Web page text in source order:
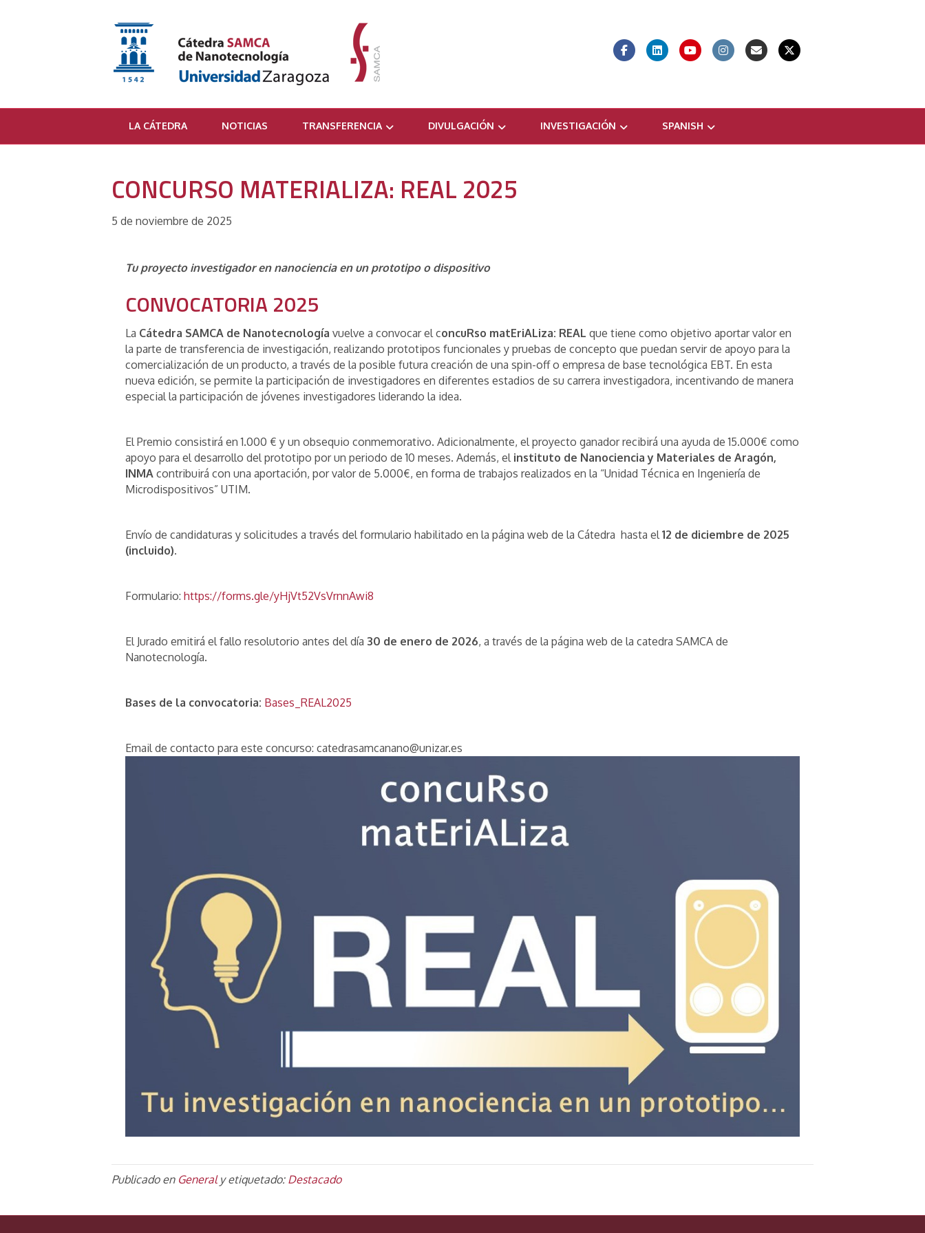
FacebookLinkedin Youtube InstagramEmail
LA CÁTEDRA NOTICIAS TRANSFERENCIA DIVULGACIÓN INVESTIGACIÓN SPANISH
CONCURSO MATERIALIZA: REAL 2025
5 de noviembre de 2025
Tu proyecto investigador en nanociencia en un prototipo o dispositivo
CONVOCATORIA 2025
La Cátedra SAMCA de Nanotecnología vuelve a convocar el concuRso matEriALiza: REAL que tiene como objetivo aportar valor en
la parte de transferencia de investigación, realizando prototipos funcionales y pruebas de concepto que puedan servir de apoyo para la
comercialización de un producto, a través de la posible futura creación de una spin-off o empresa de base tecnológica EBT. En esta
nueva edición, se permite la participación de investigadores en diferentes estadios de su carrera investigadora, incentivando de manera
especial la participación de jóvenes investigadores liderando la idea.
El Premio consistirá en 1.000 € y un obsequio conmemorativo. Adicionalmente, el proyecto ganador recibirá una ayuda de 15.000€ como
apoyo para el desarrollo del prototipo por un periodo de 10 meses. Además, el instituto de Nanociencia y Materiales de Aragón,
INMA contribuirá con una aportación, por valor de 5.000€, en forma de trabajos realizados en la “Unidad Técnica en Ingeniería de
Microdispositivos” UTIM.
Envío de candidaturas y solicitudes a través del formulario habilitado en la página web de la Cátedra hasta el 12 de diciembre de 2025
(incluido).
Formulario: https://forms.gle/yHjVt52VsVrnnAwi8
El Jurado emitirá el fallo resolutorio antes del día 30 de enero de 2026, a través de la página web de la catedra SAMCA de
Nanotecnología.
Bases de la convocatoria: Bases_REAL2025
Email de contacto para este concurso: catedrasamcanano@unizar.es
Publicado en Generaly etiquetado: Destacado